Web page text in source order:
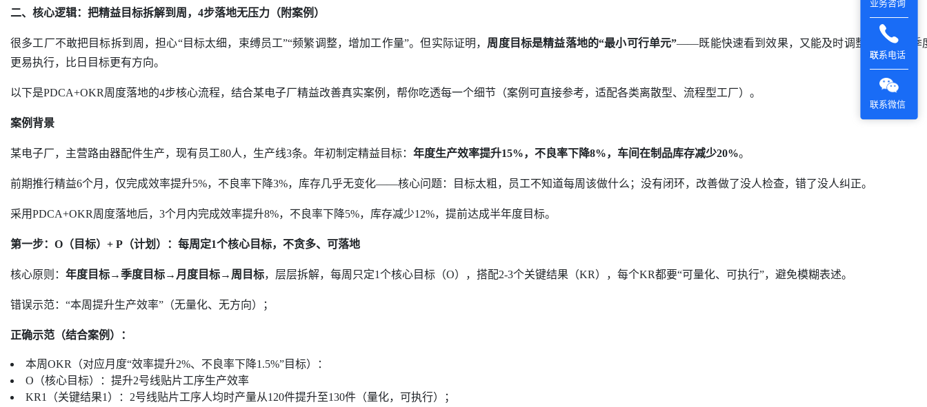
二、核心逻辑：把精益目标拆解到周，4步落地无压力（附案例）
很多工厂不敢把目标拆到周，担心“目标太细，束缚员工”“频繁调整，增加工作量”。但实际证明， 周度目标是精益落地的“最小可行单元”——既能快速看到效果，又能及时调整偏差，比季
更易执行，比日目标更有方向。
以下是PDCA+OKR周度落地的4步核心流程，结合某电子厂精益改善真实案例，帮你吃透每一个细节（案例可直接参考，适配各类离散型、流程型工厂）。
案例背景
某电子厂，主营路由器配件生产，现有员工80人，生产线3条。年初制定精益目标： 年度生产效率提升15%，不良率下降8%，车间在制品库存减少20%。
前期推行精益6个月，仅完成效率提升5%，不良率下降3%，库存几乎无变化——核心问题：目标太粗，员工不知道每周该做什么；没有闭环，改善做了没人检查，错了没人纠正。
采用PDCA+OKR周度落地后，3个月内完成效率提升8%，不良率下降5%，库存减少12%，提前达成半年度目标。
第一步：O（目标）+ P（计划）：每周定1个核心目标，不贪多、可落地
核心原则： 年度目标→季度目标→月度目标→周目标，层层拆解，每周只定1个核心目标（O），搭配2-3个关键结果（KR），每个KR都要“可量化、可执行”，避免模糊表述。
错误示范：“本周提升生产效率”（无量化、无方向）；
正确示范（结合案例）：
本周OKR（对应月度“效率提升2%、不良率下降1.5%”目标）：
O（核心目标）：提升2号线贴片工序生产效率
KR1（关键结果1）：2号线贴片工序人均时产量从120件提升至130件（量化，可执行）；
业务咨询
联系电话
联系微信